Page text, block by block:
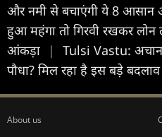
और नमी से बचाएंगी ये 8
हुआ महंगा तो गिरवी रखकर
आंकड़ा
|
Tulsi Vastu:
पौधा? मिल रहा है इस बड़े
About us